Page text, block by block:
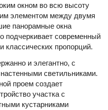
окном во всю высоту
элементом между двумя
панорамные окна
подчеркивает современный
классических пропорций.
и элегантно, с
светильниками.
проем создает
участка с
кустарниками